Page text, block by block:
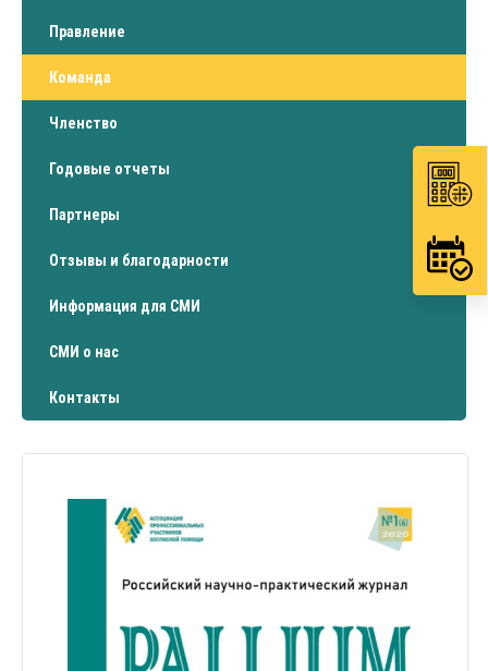
Правление
Команда
Членство
Годовые отчеты
Партнеры
Отзывы и благодарности
Информация для СМИ
СМИ о нас
Контакты